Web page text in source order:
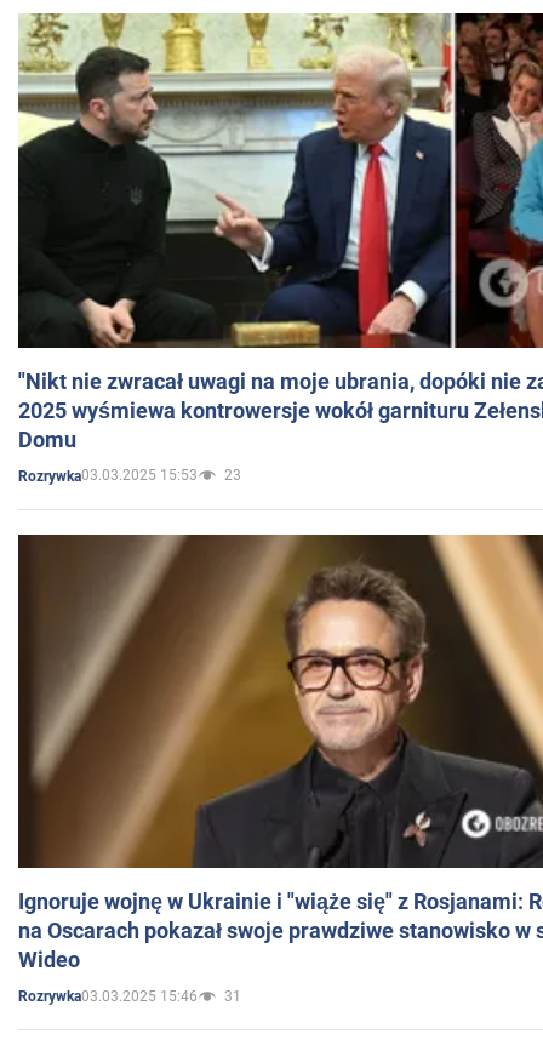
"Nikt nie zwracał uwagi na moje ubrania, dopóki nie
2025 wyśmiewa kontrowersje wokół garnituru
Domu
Rozrywka03.03.2025 15:53 23
Ignoruje wojnę w Ukrainie i "wiąże się" z Rosjanami:
na Oscarach pokazał swoje prawdziwe stanowisko w
Wideo
Rozrywka03.03.2025 15:46 31